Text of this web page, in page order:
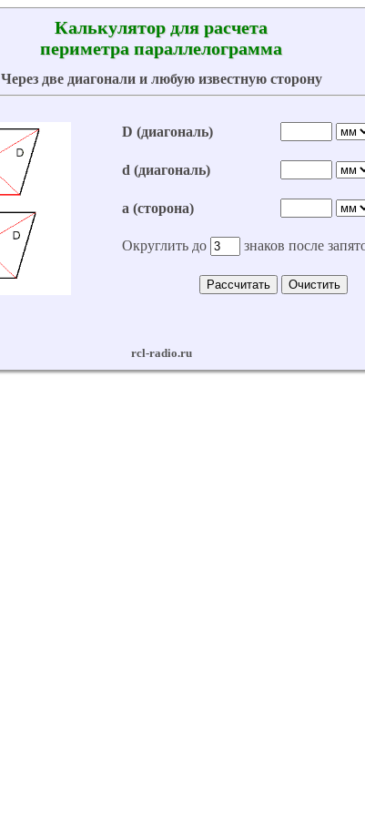
Калькулятор для расчета
периметра параллелограмма
Через две диагонали и любую известную сторону
D (диагональ)
d (диагональ)
a (сторона)
Округлить до знаков после
Рассчитать Очистить
rcl-radio.ru